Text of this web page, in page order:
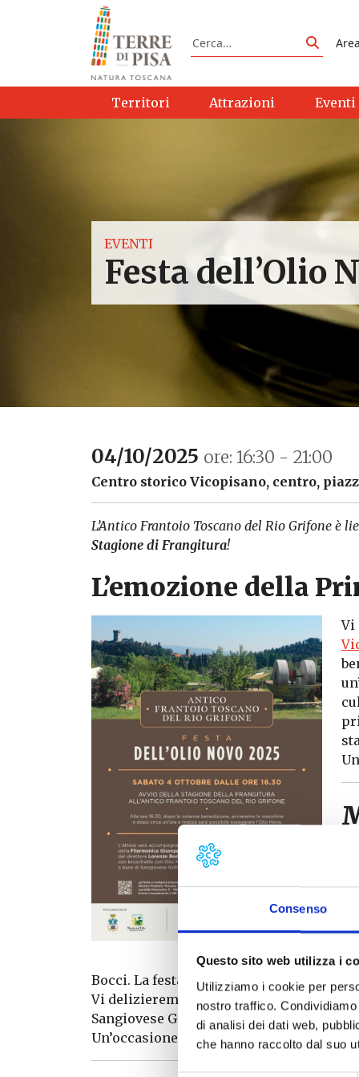
Consenso
Questo sito web utilizza i
Utilizziamo i cookie per
nostro traffico.
di analisi dei dati web,
che hanno raccolto dal suo
Vai al contenuto
Cerca
Cerca
Territori Attrazioni Eventi
EVENTI
Festa dell’Olio
04/10/2025 ore: 16:30 - 21:00
Centro storico Vicopisano, centro,
L’Antico Frantoio Toscano del Rio Grifone è
Stagione di Frangitura!
L’emozione della
Vi
Bocci. La festa continua con il sapore
Vi delizieremo con:Bruschette con Olio
Sangiovese Grifone IGT.
Un’occasione perfetta per gustare